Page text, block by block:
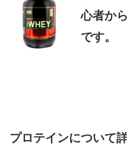
心者か
です。
プロテインについて